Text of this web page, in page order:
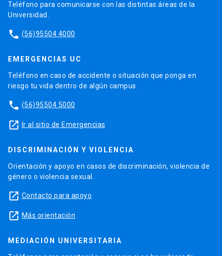
Teléfono para comunicarse con las distintas áreas de la
Universidad.
phone (56)95504 4000
EMERGENCIAS UC
Teléfono en caso de accidente o situación que ponga en
riesgo tu vida dentro de algún campus.
phone (56)95504 5000
launch Ir al sitio de Emergencias
DISCRIMINACIÓN Y VIOLENCIA
Orientación y apoyo en casos de discriminación, violencia de
género o violencia sexual.
launch Contacto para apoyo
launch Más orientación
MEDIACIÓN UNIVERSITARIA